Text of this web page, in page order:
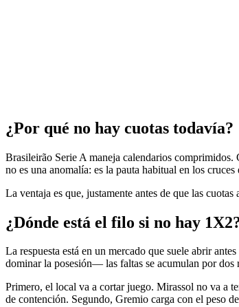
¿Por qué no hay cuotas todavía?
Brasileirão Serie A maneja calendarios comprimidos.
no es una anomalía: es la pauta habitual en los
La ventaja es que, justamente antes de que las
¿Dónde está el filo si no hay
La respuesta está en un mercado que suele abrir
dominar la posesión— las faltas se acumulan por dos
Primero, el local va a cortar juego. Mirassol no va a
de contención. Segundo, Gremio carga con el peso